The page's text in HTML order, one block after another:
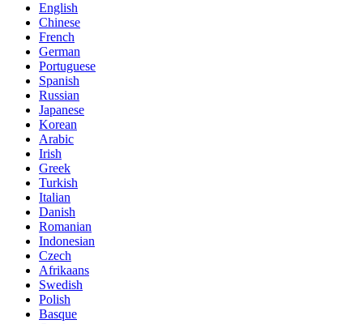
English
Chinese
French
German
Portuguese
Spanish
Russian
Japanese
Korean
Arabic
Irish
Greek
Turkish
Italian
Danish
Romanian
Indonesian
Czech
Afrikaans
Swedish
Polish
Basque